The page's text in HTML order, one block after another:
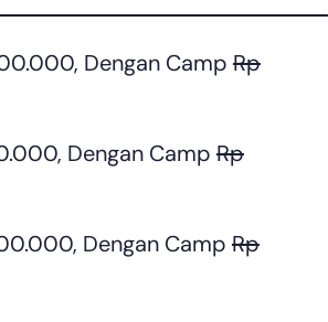
Dengan Camp Rp
Dengan Camp Rp
Dengan Camp Rp